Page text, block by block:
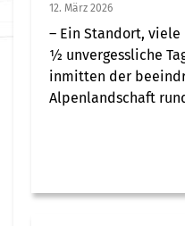
12. März 2026
– Ein Standort,
½ unvergessliche
inmitten der
Alpenlandschaft